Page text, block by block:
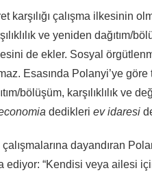
karşılığı çalışma ilkesinin
ve yeniden dağıtım/
de ekler. Sosyal
Esasında Polanyi’ye
bölüşüm, karşılıklılık ve
dedikleri ev idaresi
dayandıran
“Kendisi veya ailesi